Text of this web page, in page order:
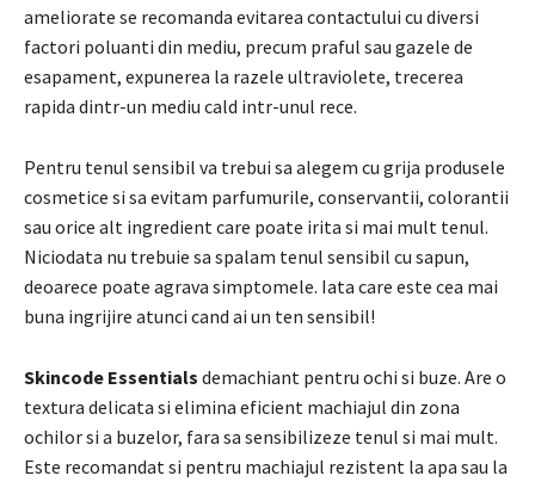
ameliorate se recomanda evitarea contactului cu diversi
factori poluanti din mediu, precum praful sau gazele de
esapament, expunerea la razele ultraviolete, trecerea
rapida dintr-un mediu cald intr-unul rece.
Pentru tenul sensibil va trebui sa alegem cu grija produsele
cosmetice si sa evitam parfumurile, conservantii, colorantii
sau orice alt ingredient care poate irita si mai mult tenul.
Niciodata nu trebuie sa spalam tenul sensibil cu sapun,
deoarece poate agrava simptomele. Iata care este cea mai
buna ingrijire atunci cand ai un ten sensibil!
Skincode Essentials demachiant pentru ochi si buze. Are o
textura delicata si elimina eficient machiajul din zona
ochilor si a buzelor, fara sa sensibilizeze tenul si mai mult.
Este recomandat si pentru machiajul rezistent la apa sau la